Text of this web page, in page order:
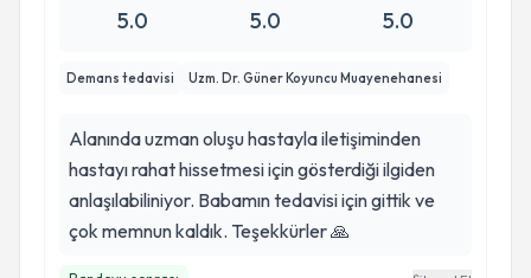
5.0 5.0 5.0
Demans tedavisi Uzm. Dr. Güner Koyuncu Muayenehanesi
Alanında uzman oluşu hastayla iletişiminden
hastayı rahat hissetmesi için gösterdiği ilgiden
anlaşılabiliniyor. Babamın tedavisi için gittik ve
çok memnun kaldık. Teşekkürler 🙏